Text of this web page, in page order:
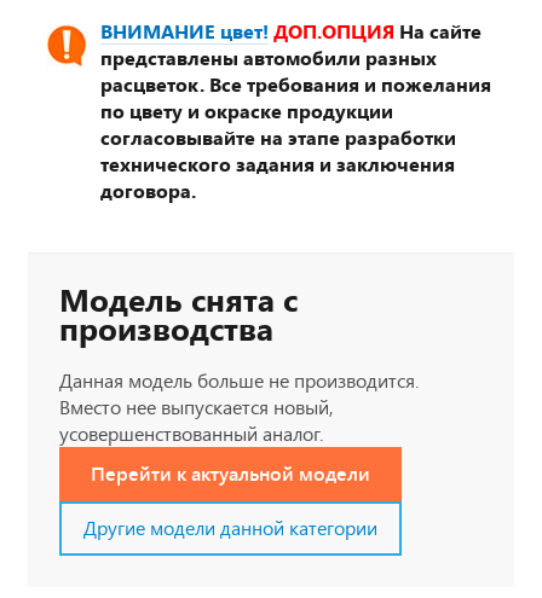
ВНИМАНИЕ цвет! ДОП.ОПЦИЯ На сайте
представлены автомобили разных
расцветок. Все требования и пожелания
по цвету и окраске продукции
согласовывайте на этапе разработки
технического задания и заключения
договора.
Модель снята с
производства
Данная модель больше не производится.
Вместо нее выпускается новый,
усовершенствованный аналог.
Перейти к актуальной модели
Другие модели данной категории